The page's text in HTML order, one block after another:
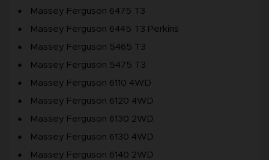
Massey Ferguson 6475 T3
Massey Ferguson 6445 T3 Perkins
Massey Ferguson 5465 T3
Massey Ferguson 5475 T3
Massey Ferguson 6110 4WD
Massey Ferguson 6120 4WD
Massey Ferguson 6130 2WD
Massey Ferguson 6130 4WD
Massey Ferguson 6140 2WD